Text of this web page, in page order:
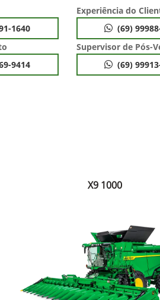
1640
Experiência do
(69)
9414
Supervisor de Pós-
(69)
X9 1000